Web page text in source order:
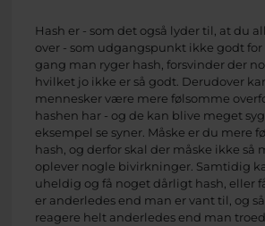
Hash er - som det også lyder til, at du
over - som udgangspunkt ikke godt
gang man ryger hash, forsvinder der
hvilket jo ikke er så godt. Derudover
mennesker være mere følsomme
hashen har - og de kan blive meget
eksempel se syner. Måske er du mere
hash, og derfor skal der måske ikke så
oplever nogle bivirkninger. Samtidig
uheldig og få noget dårligt hash, eller
er anderledes end man er vant til, og
reagere helt anderledes end man